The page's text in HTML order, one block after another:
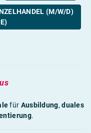
(M/W/D)
für Ausbildung,duales
.